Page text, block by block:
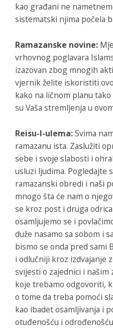
kao građani ne
sistematski njima počela
Ramazanske novine:
vrhovnog poglavara
izazovan zbog mnogih
vjernik želite iskoristiti
kako na ličnom planu
su Vaša stremljenja u
Reisu-l-ulema:Svima
ramazanu ista. Zaslužiti
sebe i svoje slabosti i
usluzi ljudima. Pogledajte
ramazanski obredi i naši
mnogo šta će nam o
se kroz post i druga
osamljujemo se i
duže nasamo sa sobom i
bismo se onda pred sami
i odlučniji kroz izdvajanje
svijesti o zajednici i
koje trebamo odgovoriti,
o tome da treba pomoći
kao ibadet osamljivanja i
otuđenošću i